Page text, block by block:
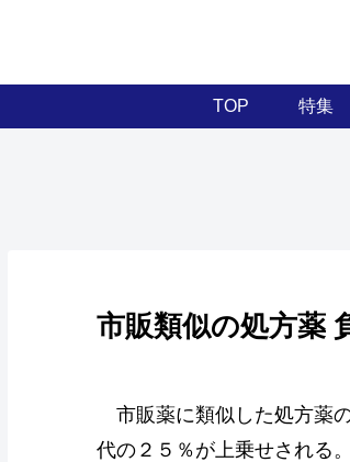
TOP 特集
市販類似の処方薬
市販薬に類似した処方薬
代の２５％が上乗せされる